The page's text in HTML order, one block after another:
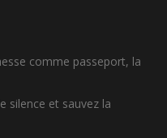
comme passeport, la
silence et sauvez la